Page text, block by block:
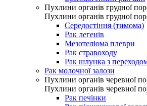
Пухлини органів грудної
Пухлини органів грудної
Середостіння (тимома)
Рак легенів
Мезотеліома плеври
Рак стравоходу
Рак шлунка з
Рак молочної залози
Пухлини органів черевної
Пухлини органів черевної
Рак печінки